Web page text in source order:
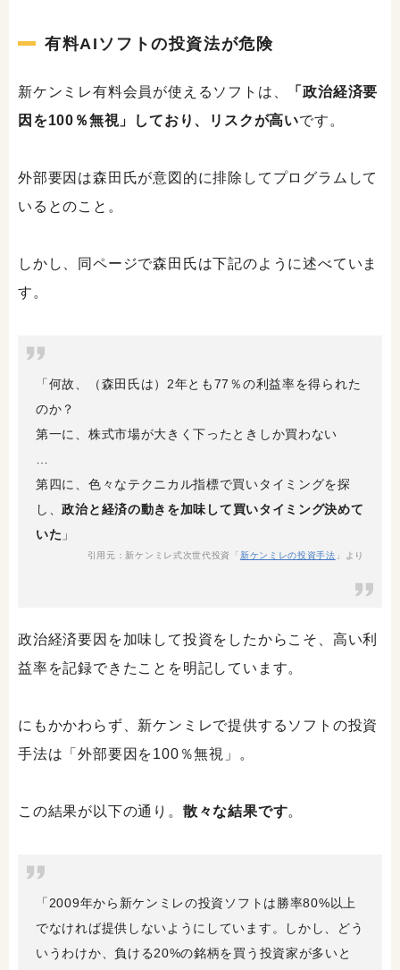
有料AIソフトの投資法が危険
新ケンミレ有料会員が使えるソフトは、
「政治経済要
因を100％無視」しており、リスクが高いです。
外部要因は森田氏が意図的に排除してプログラムして
いるとのこと。
しかし、同ページで森田氏は下記のように述べていま
す。
「何故、（森田氏は）2年とも77％の利益率を得られた
のか？
第一に、株式市場が大きく下ったときしか買わない
第四に、色々なテクニカル指標で買いタイミングを探
し、政治と経済の動きを加味して買いタイミング決めて
いた 」
引用元：新ケンミレ式次世代投資「新ケンミレの投資手法 」より
政治経済要因を加味して投資をしたからこそ、高い利
益率を記録できたことを明記しています。
にもかかわらず、新ケンミレで提供するソフトの投資
手法は「外部要因を100％無視」。
この結果が以下の通り。 散々な結果です。
「2009年から新ケンミレの投資ソフトは勝率80%以上
でなければ提供しないようにしています。しかし、どう
いうわけか、負ける20%の銘柄を買う投資家が多いと